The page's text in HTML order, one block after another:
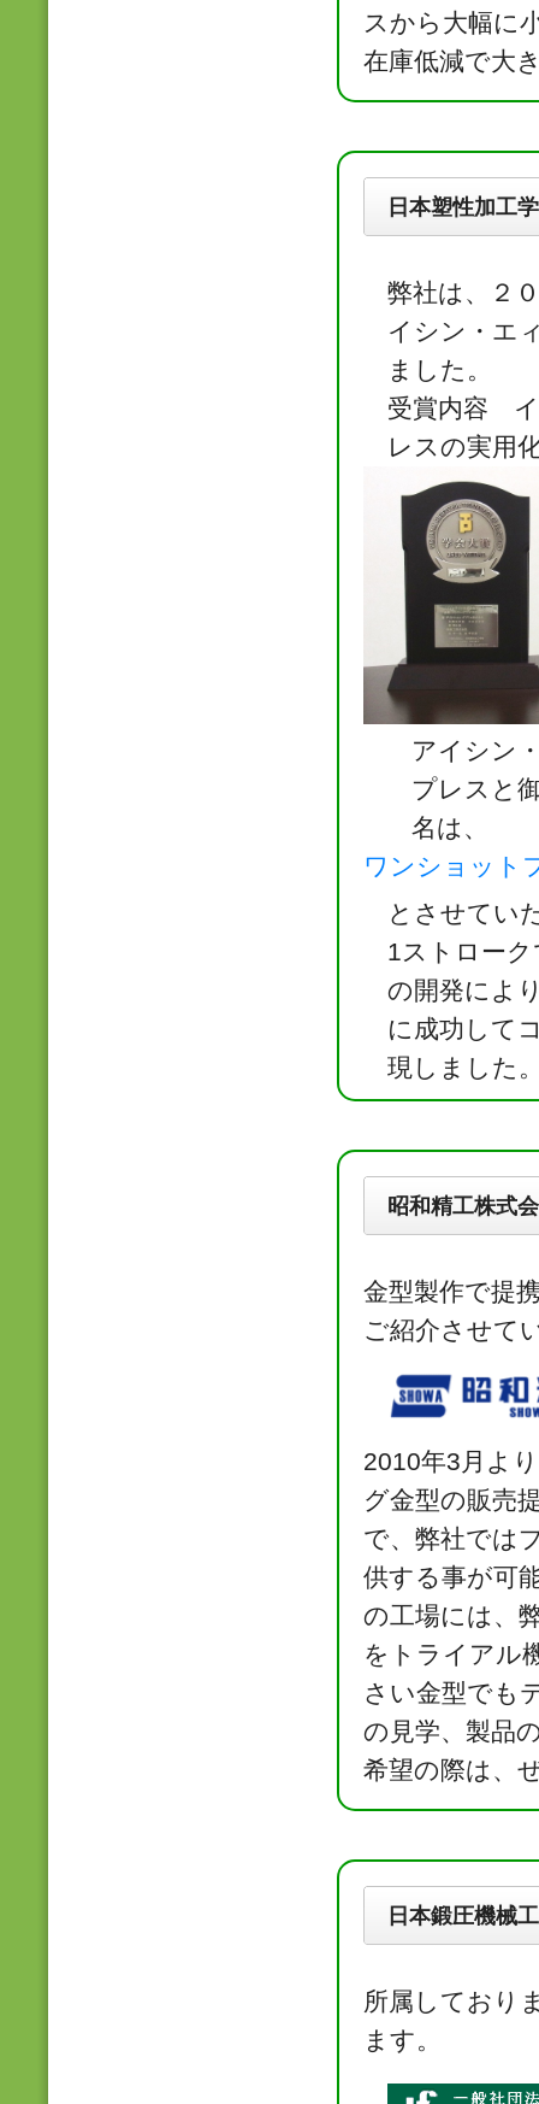
スから大幅に
在庫低減で大
日本塑性加工
弊社は、２
イシン・エ
ました。
受賞内容 イ
レスの実用
アイシン
プレスと
名は、
ワンショット
とさせてい
1ストロー
の開発によ
に成功して
現しました
昭和精工株式
金型製作で提
ご紹介させて
2010年3月よ
グ金型の販売
で、弊社では
供する事が可
の工場には、
をトライアル
さい金型でも
の見学、製品
希望の際は、
日本鍛圧機械
所属しており
ます。